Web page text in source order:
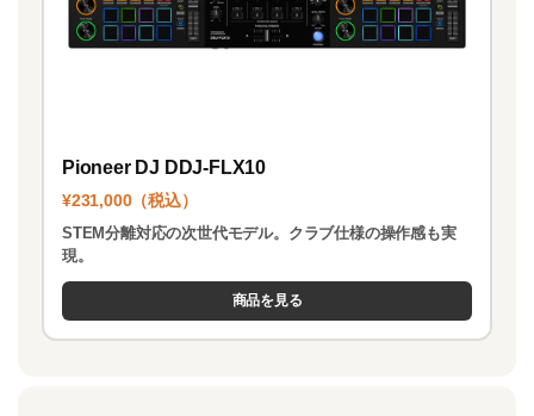
Pioneer DJ DDJ-FLX10
¥231,000（税込）
STEM分離対応の次世代モデル。クラブ仕様の操作感も実
現。
商品を見る